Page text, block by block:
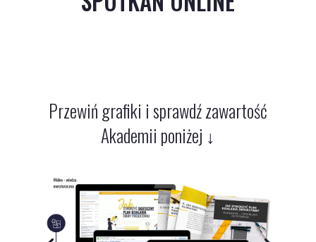
Przewiń grafiki i sprawdź zawartość
Akademii poniżej ↓